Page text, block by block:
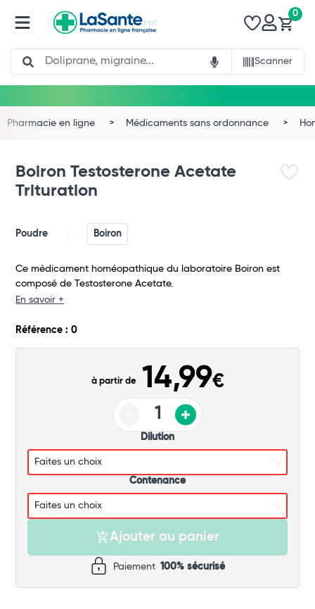
Search
Scanner
0
Total
Pharmacie en ligne Médicaments sans ordonnance
Boiron Testosterone Acetate
Trituration
Poudre Boiron
Ce médicament homéopathique du laboratoire Boiron est
composé de Testosterone Acetate.
En savoir +
Référence : 0
à partir de 14,99€
Dilution
Contenance
Ajouter au panier
Paiement 100% sécurisé